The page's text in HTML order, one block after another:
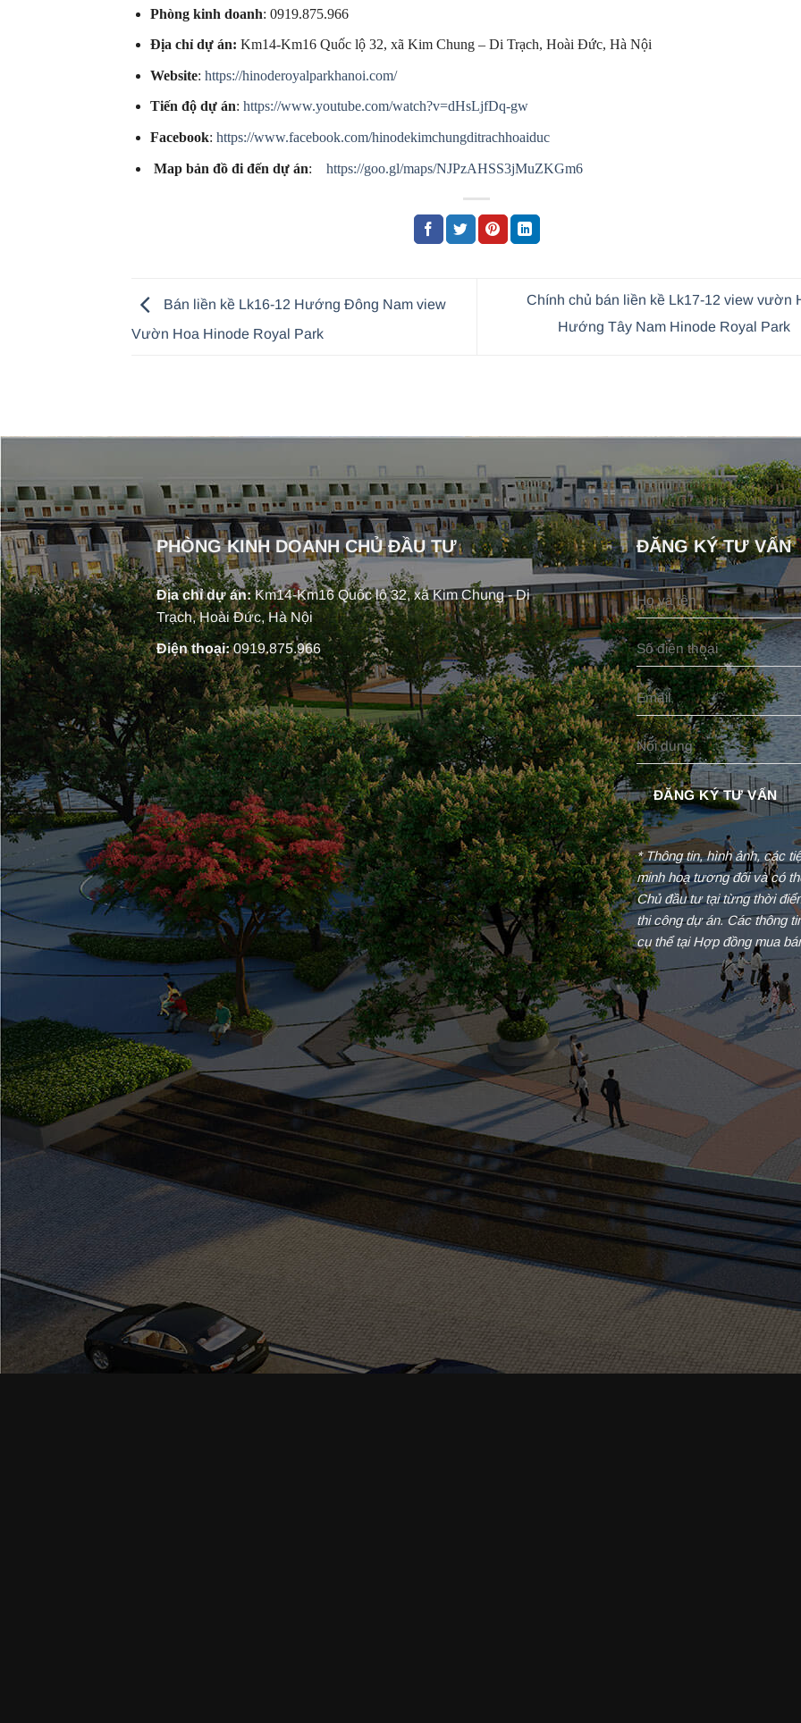
Phòng kinh doanh: 0919.875.966
Địa chỉ dự án: Km14-Km16 Quốc lộ 32, xã Kim Chung – Di Trạch, Hoài Đức, Hà Nội
Website: https://hinoderoyalparkhanoi.com/
Tiến độ dự án: https://www.youtube.com/watch?v=dHsLjfDq-gw
Facebook: https://www.facebook.com/hinodekimchungditrachhoaiduc
Map bản đồ đi đến dự án: https://goo.gl/maps/NJPzAHSS3jMuZKGm6
Bán liền kề Lk16-12 Hướng Đông Nam view
Vườn Hoa Hinode Royal Park
Chính chủ bán liền kề Lk17-12 view vườn
Hướng Tây Nam Hinode Royal Park
PHÒNG KINH DOANH CHỦ ĐẦU TƯ
Địa chỉ dự án:Km14-Km16 Quốc lộ 32, xã Kim Chung - Di
Trạch, Hoài Đức, Hà Nội
Điện thoại:0919.875.966
ĐĂNG KÝ TƯ VẤN
* Thông tin, hình ảnh, các
minh hoạ tương đối và có
Chủ đầu tư tại từng thời
thi công dự án. Các thông
cụ thể tại Hợp đồng mua